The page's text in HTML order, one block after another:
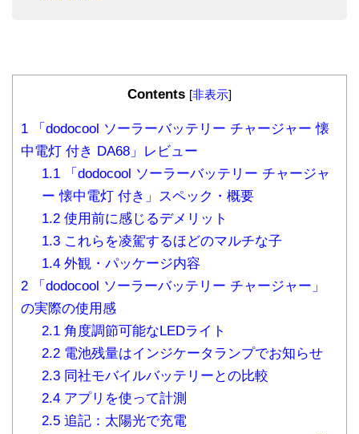
Contents [非表示]
1 「dodocool ソーラーバッテリー チャージャー 懐
中電灯 付き DA68」レビュー
1.1「dodocool ソーラーバッテリー チャージャ
ー 懐中電灯 付き」スペック・概要
1.2使用前に感じるデメリット
1.3これらを凌駕するほどのマルチな子
1.4外観・パッケージ内容
2 「dodocool ソーラーバッテリー チャージャー」
の実際の使用感
2.1角度調節可能なLEDライト
2.2電池残量はインジケータランプでお知らせ
2.3同社モバイルバッテリーとの比較
2.4アプリを使って計測
2.5追記：太陽光で充電